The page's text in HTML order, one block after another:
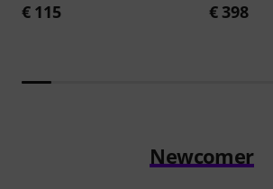
€ 115 € 398
Newcomer